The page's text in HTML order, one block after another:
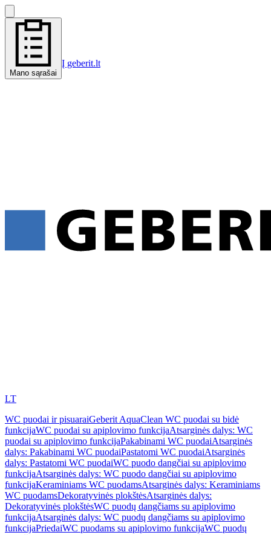
Mano sąrašai
Į geberit.lt
LT
WC puodai ir pisuaraiGeberit AquaClean WC puodai su bidė
funkcijaWC puodai su apiplovimo funkcijaAtsarginės dalys: WC
puodai su apiplovimo funkcijaPakabinami WC puodaiAtsarginės
dalys: Pakabinami WC puodaiPastatomi WC puodaiAtsarginės
dalys: Pastatomi WC puodaiWC puodo dangčiai su apiplovimo
funkcijaAtsarginės dalys: WC puodo dangčiai su apiplovimo
funkcijaKeraminiams WC puodamsAtsarginės dalys: Keraminiams
WC puodamsDekoratyvinės plokštėsAtsarginės dalys:
Dekoratyvinės plokštėsWC puodų dangčiams su apiplovimo
funkcijaAtsarginės dalys: WC puodų dangčiams su apiplovimo
funkcijaPriedaiWC puodams su apiplovimo funkcijaWC puodų